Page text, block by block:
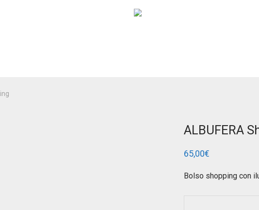
ALBUFERA
65,00€
Bolso shopping con